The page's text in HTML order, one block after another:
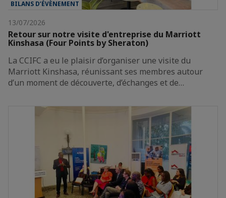
BILANS D’ÉVÈNEMENT
13/07/2026
Retour sur notre visite d'entreprise du Marriott
Kinshasa (Four Points by Sheraton)
La CCIFC a eu le plaisir d’organiser une visite du
Marriott Kinshasa, réunissant ses membres autour
d’un moment de découverte, d’échanges et de…